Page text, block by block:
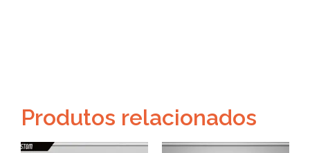
Produtos relacionados